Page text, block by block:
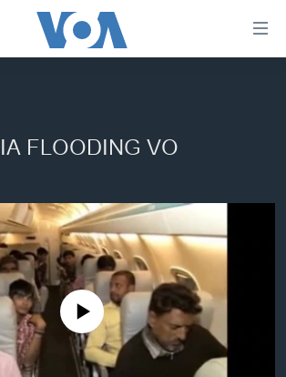
າທີບໍດີ ສະຫະລັດ 2024
ານຂ່າວ
FLOODING VO
source currently available